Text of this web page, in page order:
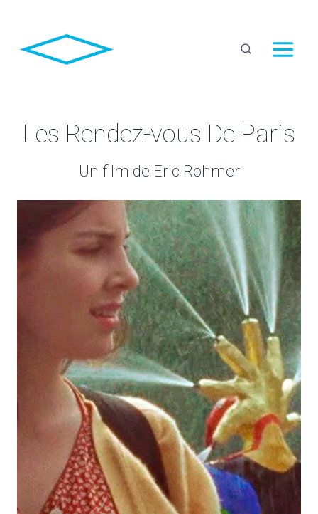
contenu
Les Rendez-vous De Paris
Un film de Eric Rohmer